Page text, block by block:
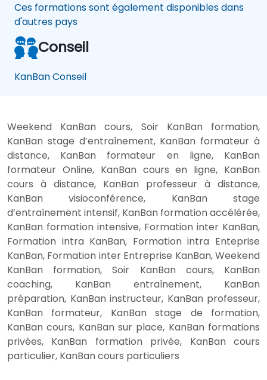
Ces formations sont également disponibles dans
d'autres pays
Conseil
KanBan Conseil
Weekend KanBan cours, Soir KanBan formation,
KanBan stage d’entraînement, KanBan formateur à
distance, KanBan formateur en ligne, KanBan
formateur Online, KanBan cours en ligne, KanBan
cours à distance, KanBan professeur à distance,
KanBan visioconférence, KanBan stage
d’entraînement intensif, KanBan formation accélérée,
KanBan formation intensive, Formation inter KanBan,
Formation intra KanBan, Formation intra Enteprise
KanBan, Formation inter Entreprise KanBan, Weekend
KanBan formation, Soir KanBan cours, KanBan
coaching, KanBan entraînement, KanBan
préparation, KanBan instructeur, KanBan professeur,
KanBan formateur, KanBan stage de formation,
KanBan cours, KanBan sur place, KanBan formations
privées, KanBan formation privée, KanBan cours
particulier, KanBan cours particuliers